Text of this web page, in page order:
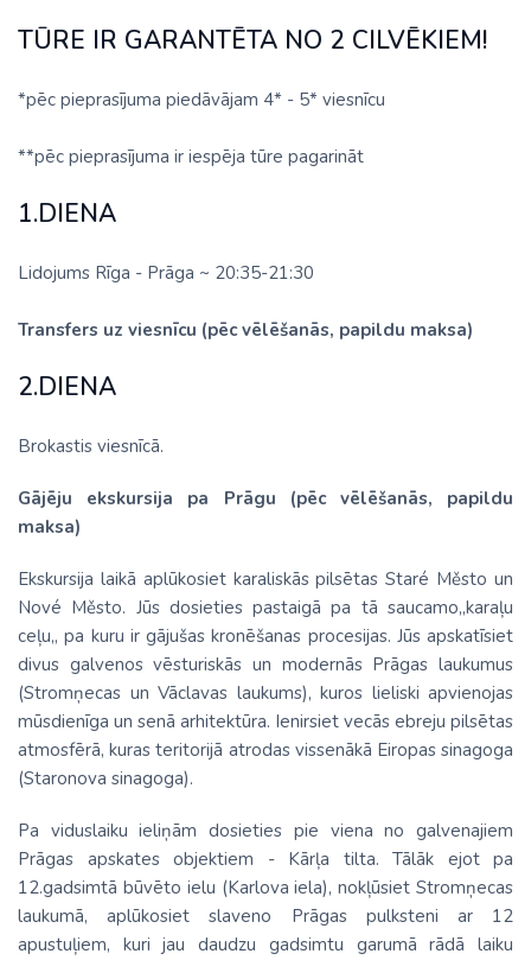
TŪRE IR GARANTĒTA NO 2 CILVĒKIEM!
*pēc pieprasījuma piedāvājam 4* - 5* viesnīcu
**pēc pieprasījuma ir iespēja tūre pagarināt
1.DIENA
Lidojums Rīga - Prāga ~ 20:35-21:30
Transfers uz viesnīcu (pēc vēlēšanās, papildu maksa)
2.DIENA
Brokastis viesnīcā.
Gājēju ekskursija pa Prāgu (pēc vēlēšanās, papildu
maksa)
Ekskursija laikā aplūkosiet karaliskās pilsētas Staré Město un
Nové Město. Jūs dosieties pastaigā pa tā saucamo,,karaļu
ceļu,, pa kuru ir gājušas kronēšanas procesijas. Jūs apskatīsiet
divus galvenos vēsturiskās un modernās Prāgas laukumus
(Stromņecas un Vāclavas laukums), kuros lieliski apvienojas
mūsdienīga un senā arhitektūra. Ienirsiet vecās ebreju pilsētas
atmosfērā, kuras teritorijā atrodas vissenākā Eiropas sinagoga
(Staronova sinagoga).
Pa viduslaiku ieliņām dosieties pie viena no galvenajiem
Prāgas apskates objektiem - Kārļa tilta. Tālāk ejot pa
12.gadsimtā būvēto ielu (Karlova iela), nokļūsiet Stromņecas
laukumā, aplūkosiet slaveno Prāgas pulksteni ar 12
apustuļiem, kuri jau daudzu gadsimtu garumā rādā laiku